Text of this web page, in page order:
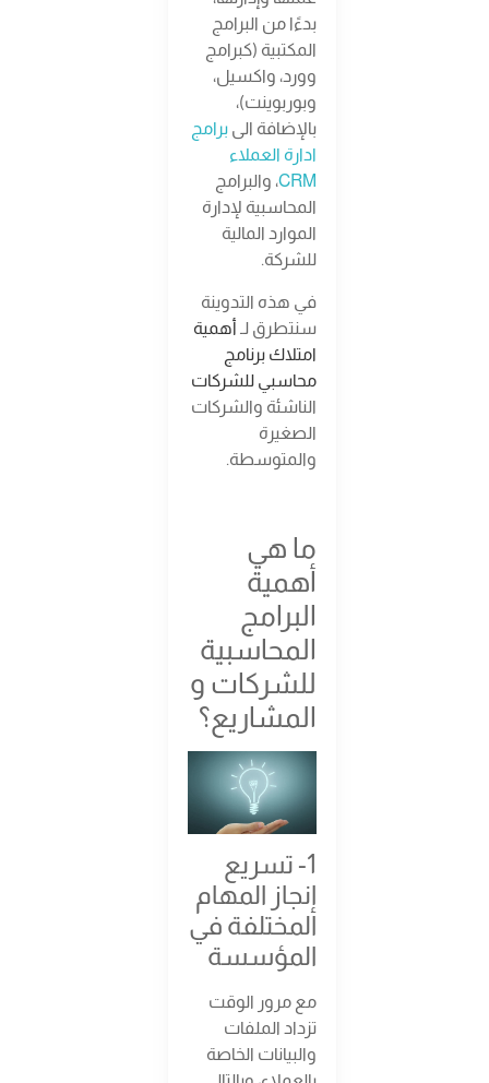
بدءًا من البرامج
المكتبية (كبرامج
وورد، واكسيل،
وبوربوينت)،
بالإضافة الى برامج
ادارة العملاء
CRM، والبرامج
المحاسبية لإدارة
الموارد المالية
للشركة.
في هذه التدوينة
سنتطرق لـ أهمية
امتلاك برنامج
محاسبي للشركات
الناشئة والشركات
الصغيرة
والمتوسطة.
ما هي
أهمية
البرامج
المحاسبية
للشركات و
المشاريع؟
1- تسريع
إنجاز المهام
المختلفة في
المؤسسة
مع مرور الوقت
تزداد الملفات
والبيانات الخاصة